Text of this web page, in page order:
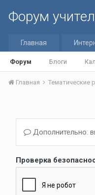
Форум
Главная
Форум Блоги
Главная Тематические
Дополнительно:
Проверка